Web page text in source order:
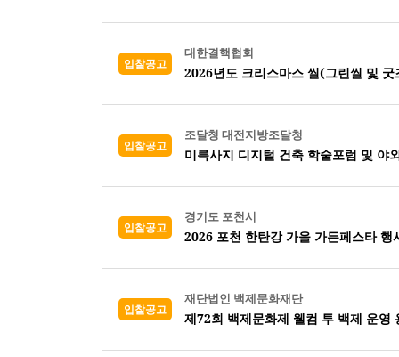
입찰공고
대한결핵협회
2026년도 크리스마스 씰(그린씰 및
입찰공고
조달청 대전지방조달청
미륵사지 디지털 건축 학술포럼 및 야
입찰공고
경기도 포천시
2026 포천 한탄강 가을 가든페스타
입찰공고
재단법인 백제문화재단
제72회 백제문화제 웰컴 투 백제 운영